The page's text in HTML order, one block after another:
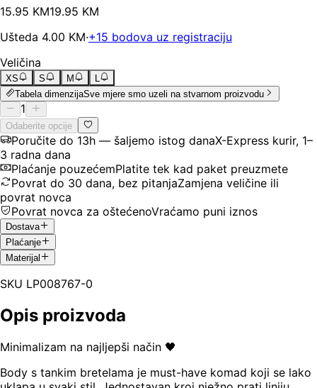
15.95 KM19.95 KM
Ušteda 4.00 KM·+15 bodova uz registraciju
Veličina
XS S M
L
Tabela dimenzijaSve mjere smo uzeli na stvarnom proizvodu
1
Odaberite opcije
Poručite do 13h — šaljemo istog danaX-Express kurir, 1–
3 radna dana
Plaćanje pouzećemPlatite tek kad paket preuzmete
Povrat do 30 dana, bez pitanjaZamjena veličine ili
povrat novca
Povrat novca za oštećenoVraćamo puni iznos
Dostava
Plaćanje
Materijal
SKU LP008767-0
Opis proizvoda
Minimalizam na najljepši način 🖤
Body s tankim bretelama je must-have komad koji se lako